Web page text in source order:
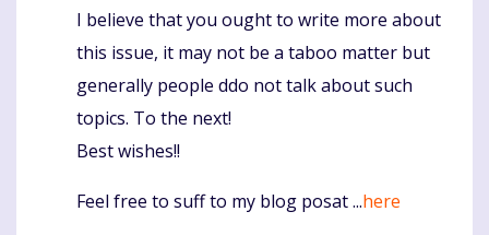
I believe that you ought to write more about
this issue, it may not be a taboo matter but
generally people ddo not talk about such
topics. To the next!
Best wishes!!
Feel free to suff to my blog posat ...here